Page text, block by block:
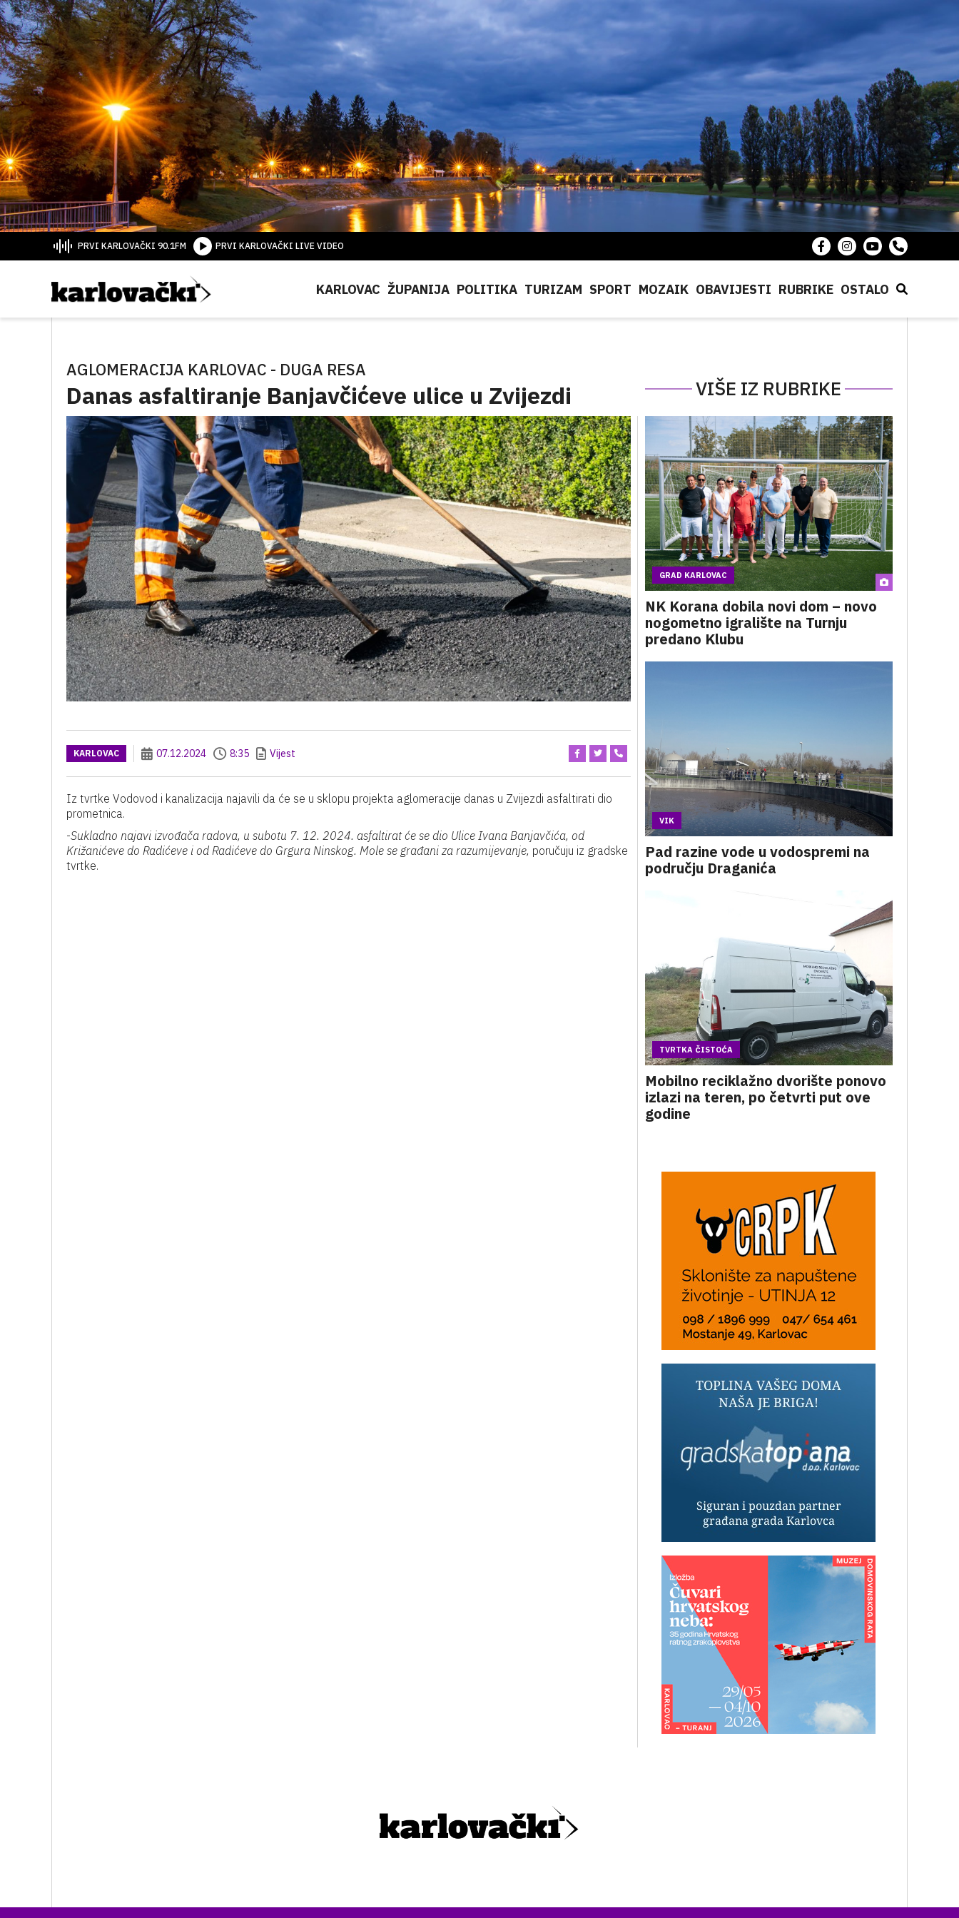
PRVI KARLOVAČKI 90.1FM PRVI KARLOVAČKI LIVE VIDEO
KARLOVAC ŽUPANIJA POLITIKA TURIZAM SPORT MOZAIK OBAVIJESTI RUBRIKE OSTALO
AGLOMERACIJA KARLOVAC - DUGA RESA
Danas asfaltiranje Banjavčićeve ulice u Zvijezdi VIŠE IZ RUBRIKE
KARLOVAC 07.12.2024 8:35 Vijest
Iz tvrtke Vodovod i kanalizacija najavili da će se u sklopu projekta aglomeracije danas u Zvijezdi asfaltirati dio
prometnica.
-Sukladno najavi izvođača radova, u subotu 7. 12. 2024. asfaltirat će se dio Ulice Ivana Banjavčića, od
Križanićeve do Radićeve i od Radićeve do Grgura Ninskog. Mole se građani za razumijevanje, poručuju iz gradske
tvrtke.
GRAD KARLOVAC
NK Korana dobila novi dom – novo
nogometno igralište na Turnju
predano Klubu
VIK
Pad razine vode u vodospremi na
području Draganića
TVRTKA ČISTOĆA
Mobilno reciklažno dvorište ponovo
izlazi na teren, po četvrti put ove
godine